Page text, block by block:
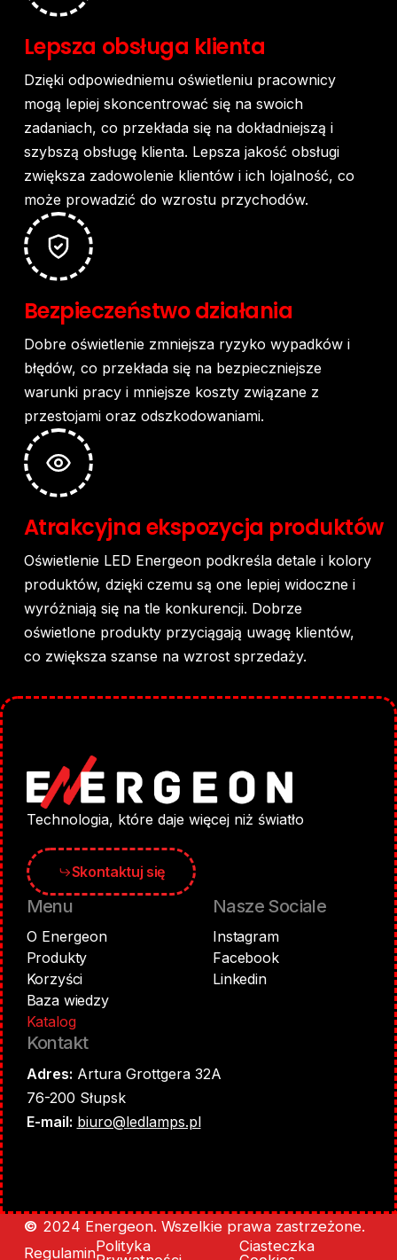
Lepsza obsługa klienta
Dzięki odpowiedniemu oświetleniu pracownicy
mogą lepiej skoncentrować się na swoich
zadaniach, co przekłada się na dokładniejszą i
szybszą obsługę klienta. Lepsza jakość obsługi
zwiększa zadowolenie klientów i ich lojalność, co
może prowadzić do wzrostu przychodów.
Bezpieczeństwo działania
Dobre oświetlenie zmniejsza ryzyko wypadków i
błędów, co przekłada się na bezpieczniejsze
warunki pracy i mniejsze koszty związane z
przestojami oraz odszkodowaniami.
Atrakcyjna ekspozycja produktów
Oświetlenie LED Energeon podkreśla detale i kolory
produktów, dzięki czemu są one lepiej widoczne i
wyróżniają się na tle konkurencji. Dobrze
oświetlone produkty przyciągają uwagę klientów,
co zwiększa szanse na wzrost sprzedaży.
Technologia, które daje więcej niż światło
Skontaktuj się
Menu
O Energeon
Produkty
Korzyści
Baza wiedzy
Katalog
Nasze Sociale
Instagram
Facebook
Linkedin
Kontakt
Adres: Artura Grottgera 32A
76-200 Słupsk
E-mail: biuro@ledlamps.pl
© 2024 Energeon. Wszelkie prawa zastrzeżone.
RegulaminPolityka
Ciasteczka